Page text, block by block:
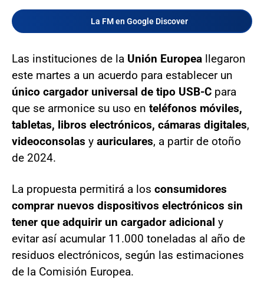
La FM en Google Discover
Las instituciones de la Unión Europea llegaron
este martes a un acuerdo para establecer un
único cargador universal de tipo USB-C para
que se armonice su uso en teléfonos móviles,
tabletas, libros electrónicos, cámaras digitales,
videoconsolas y auriculares, a partir de otoño
de 2024.
La propuesta permitirá a los consumidores
comprar nuevos dispositivos electrónicos sin
tener que adquirir un cargador adicional y
evitar así acumular 11.000 toneladas al año de
residuos electrónicos, según las estimaciones
de la Comisión Europea.